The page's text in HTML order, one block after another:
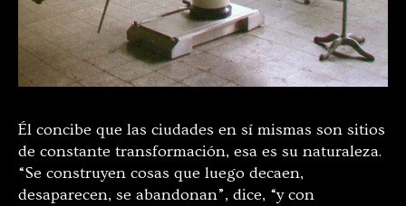
Él concibe que las ciudades en sí mismas son sitios
de constante transformación, esa es su naturaleza.
“Se construyen cosas que luego decaen,
desaparecen, se abandonan”, dice, “y con